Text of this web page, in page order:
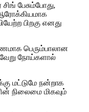
பேசும்போது,
பிறகு எனது
பெரும்பாலான
நோய்களால்
மட்டுமே நன்றாக
நிலைமை மிகவும்